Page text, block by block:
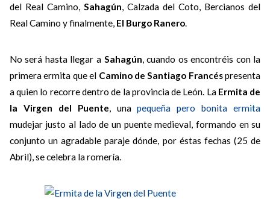
del Real Camino, Sahagún, Calzada del Coto, Bercianos del
Real Camino y finalmente, El Burgo Ranero.
No será hasta llegar a Sahagún, cuando os encontréis con la
primera ermita que el Camino de Santiago Francéspresenta
a quien lo recorre dentro de la provincia de León. La Ermita de
la Virgen del Puente, unapequeña pero bonita ermita
mudejar justo al lado de un puente medieval, formando en su
conjunto un agradable paraje dónde, por éstas fechas (25 de
Abril), se celebra la romería.